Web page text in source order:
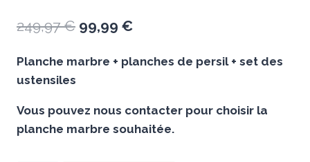
249,97€ Le
249,97 €.
99,99 €Le
99,99 €.
Planche marbre + planches de persil + set des
ustensiles
Vous pouvez nous contacter pour choisir la
planche marbre souhaitée.